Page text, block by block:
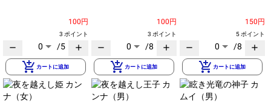
100円
3 ポイント
remove 0 /5 add
add_shopping_cart カートに追加
100円
3 ポイント
remove 0 /8 add
add_shopping_cart カートに追加
150円
5 ポイント
remove 0 /8 add
add_shopping_cart カートに追加